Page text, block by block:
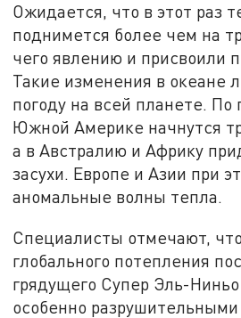
Ожидается, что в этот раз
поднимется более чем на
чего явлению и присвоили
Такие изменения в океане
погоду на всей планете. По
Южной Америке начнутся
а в Австралию и Африку
засухи. Европе и Азии при
аномальные волны тепла.
Специалисты отмечают,
глобального потепления
грядущего Супер Эль-Ниньо
особенно разрушительными